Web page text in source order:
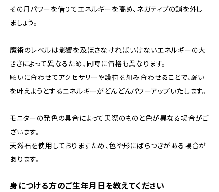
その月パワーを借りてエネルギーを高め、ネガティブの鎖を外し
ましょう。
魔術のレベルは影響を及ぼさなければいけないエネルギーの大
きさによって異なるため、同時に価格も異なります。
願いに合わせてアクセサリーや護符を組み合わせることで、願い
を叶えようとするエネルギーがどんどんパワーアップいたします。
モニターの発色の具合によって実際のものと色が異なる場合がご
ざいます。
天然石を使用しておりますため、色や形にばらつきがある場合が
あります。
身につける方のご生年月日を教えてください